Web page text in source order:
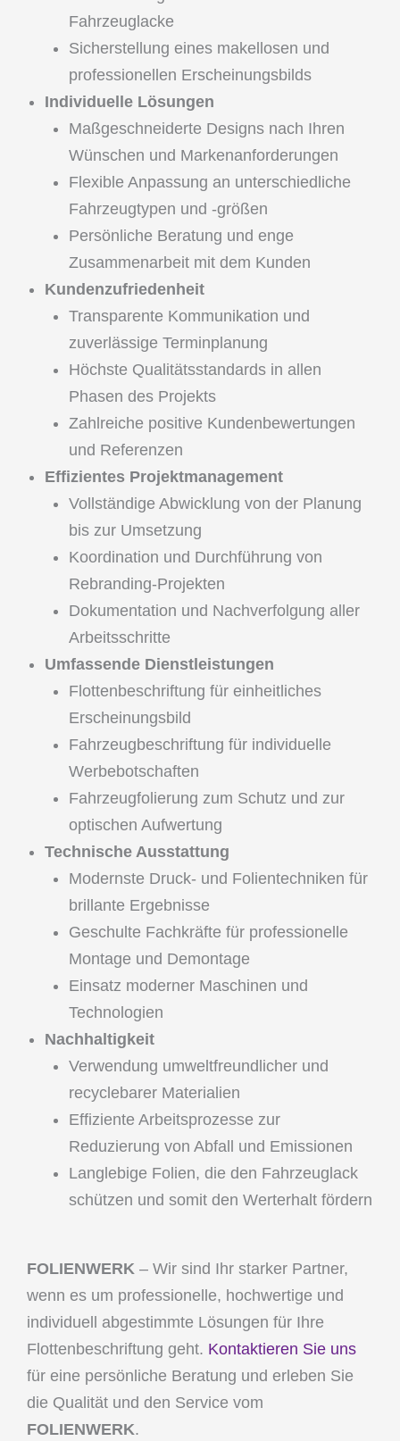
Fahrzeuglacke
Sicherstellung eines makellosen und
professionellen Erscheinungsbilds
Individuelle Lösungen
Maßgeschneiderte Designs nach Ihren
Wünschen und Markenanforderungen
Flexible Anpassung an unterschiedliche
Fahrzeugtypen und -größen
Persönliche Beratung und enge
Zusammenarbeit mit dem Kunden
Kundenzufriedenheit
Transparente Kommunikation und
zuverlässige Terminplanung
Höchste Qualitätsstandards in allen
Phasen des Projekts
Zahlreiche positive Kundenbewertungen
und Referenzen
Effizientes Projektmanagement
Vollständige Abwicklung von der Planung
bis zur Umsetzung
Koordination und Durchführung von
Rebranding-Projekten
Dokumentation und Nachverfolgung aller
Arbeitsschritte
Umfassende Dienstleistungen
Flottenbeschriftung für einheitliches
Erscheinungsbild
Fahrzeugbeschriftung für individuelle
Werbebotschaften
Fahrzeugfolierung zum Schutz und zur
optischen Aufwertung
Technische Ausstattung
Modernste Druck- und Folientechniken für
brillante Ergebnisse
Geschulte Fachkräfte für professionelle
Montage und Demontage
Einsatz moderner Maschinen und
Technologien
Nachhaltigkeit
Verwendung umweltfreundlicher und
recyclebarer Materialien
Effiziente Arbeitsprozesse zur
Reduzierung von Abfall und Emissionen
Langlebige Folien, die den Fahrzeuglack
schützen und somit den Werterhalt fördern
FOLIENWERK – Wir sind Ihr starker Partner,
wenn es um professionelle, hochwertige und
individuell abgestimmte Lösungen für Ihre
Flottenbeschriftung geht. Kontaktieren Sie uns
für eine persönliche Beratung und erleben Sie
die Qualität und den Service vom
FOLIENWERK.